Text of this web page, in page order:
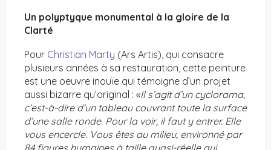
Un polyptyque monumental à la gloire de la
Clarté
Pour Christian Marty (Ars Artis), qui consacre
plusieurs années à sa restauration, cette peinture
est une oeuvre inouïe qui témoigne d’un projet
aussi bizarre qu’original : «Il s’agit d’un cyclorama,
c’est-à-dire d’un tableau couvrant toute la surface
d’une salle ronde. Pour la voir, il faut y entrer. Elle
vous encercle. Vous êtes au milieu, environné par